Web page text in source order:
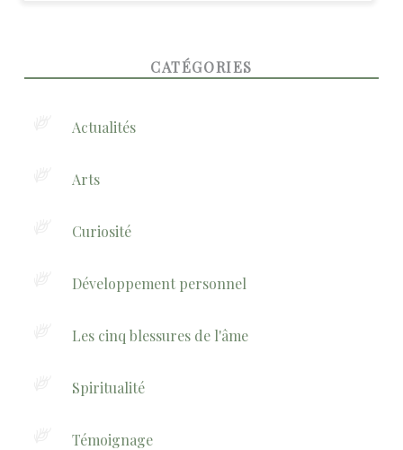
CATÉGORIES
Actualités
Arts
Curiosité
Développement personnel
Les cinq blessures de l'âme
Spiritualité
Témoignage